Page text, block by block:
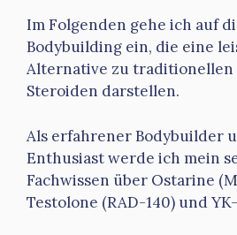
Im Folgenden gehe ich auf
Bodybuilding ein, die eine
Alternative zu traditionellen
Steroiden darstellen.
Als erfahrener Bodybuilder
Enthusiast werde ich mein
Fachwissen über Ostarine
Testolone (RAD-140) und